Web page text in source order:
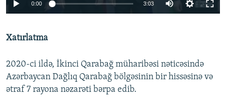
0:00 3:03
Xatırlatma
2020-ci ildə, İkinci Qarabağ müharibəsi nəticəsində
Azərbaycan Dağlıq Qarabağ bölgəsinin bir hissəsinə və
ətraf 7 rayona nəzarəti bərpa edib.